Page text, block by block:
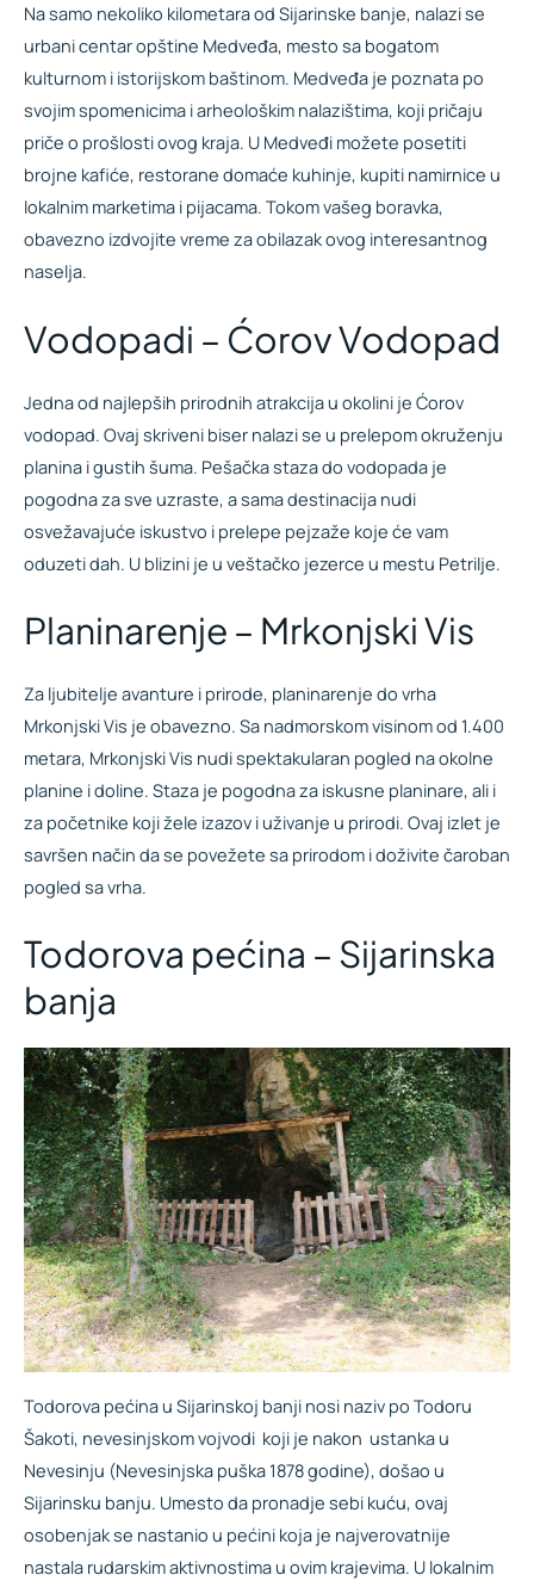
Na samo nekoliko kilometara od Sijarinske banje, nalazi se
urbani centar opštine Medveđa, mesto sa bogatom
kulturnom i istorijskom baštinom. Medveđa je poznata po
svojim spomenicima i arheološkim nalazištima, koji pričaju
priče o prošlosti ovog kraja. U Medveđi možete posetiti
brojne kafiće, restorane domaće kuhinje, kupiti namirnice u
lokalnim marketima i pijacama. Tokom vašeg boravka,
obavezno izdvojite vreme za obilazak ovog interesantnog
naselja.
Vodopadi – Ćorov Vodopad
Jedna od najlepših prirodnih atrakcija u okolini je Ćorov
vodopad. Ovaj skriveni biser nalazi se u prelepom okruženju
planina i gustih šuma. Pešačka staza do vodopada je
pogodna za sve uzraste, a sama destinacija nudi
osvežavajuće iskustvo i prelepe pejzaže koje će vam
oduzeti dah. U blizini je u veštačko jezerce u mestu Petrilje.
Planinarenje – Mrkonjski Vis
Za ljubitelje avanture i prirode, planinarenje do vrha
Mrkonjski Vis je obavezno. Sa nadmorskom visinom od 1.400
metara, Mrkonjski Vis nudi spektakularan pogled na okolne
planine i doline. Staza je pogodna za iskusne planinare, ali i
za početnike koji žele izazov i uživanje u prirodi. Ovaj izlet je
savršen način da se povežete sa prirodom i doživite čaroban
pogled sa vrha.
Todorova pećina – Sijarinska
banja
Todorova pećina u Sijarinskoj banji nosi naziv po Todoru
Šakoti, nevesinjskom vojvodi koji je nakon ustanka u
Nevesinju (Nevesinjska puška 1878 godine), došao u
Sijarinsku banju. Umesto da pronadje sebi kuću, ovaj
osobenjak se nastanio u pećini koja je najverovatnije
nastala rudarskim aktivnostima u ovim krajevima. U lokalnim